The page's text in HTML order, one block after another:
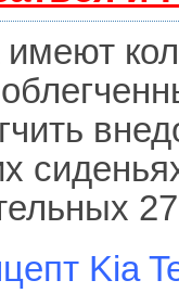
имеют
Kia